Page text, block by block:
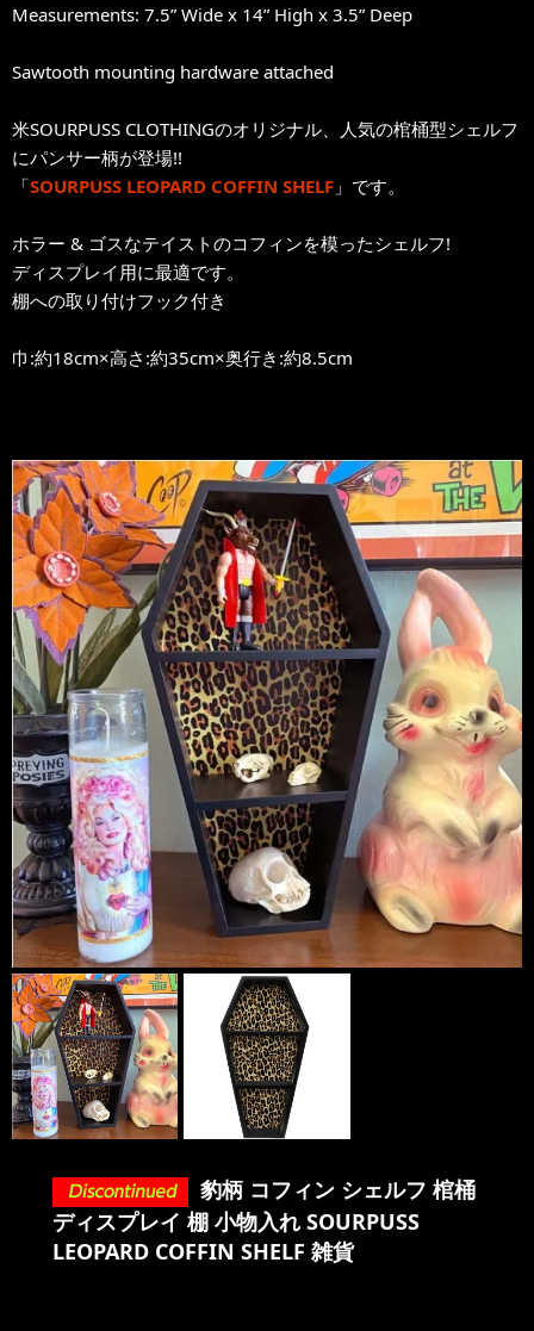
Measurements: 7.5” Wide x 14” High x 3.5” Deep
Sawtooth mounting hardware attached
米SOURPUSS CLOTHINGのオリジナル、人気の棺桶型シェルフ
にパンサー柄が登場!!
「SOURPUSS LEOPARD COFFIN SHELF 」です。
ホラー & ゴスなテイストのコフィンを模ったシェルフ!
ディスプレイ用に最適です。
棚への取り付けフック付き
巾:約18cm×高さ:約35cm×奥行き:約8.5cm
豹柄 コフィン シェルフ 棺桶
ディスプレイ 棚 小物入れ SOURPUSS
LEOPARD COFFIN SHELF 雑貨